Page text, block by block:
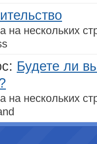
Будете ли